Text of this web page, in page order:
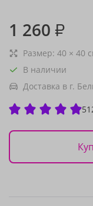
1 260 ₽
Размер: 40 × 40
В наличии
Доставка в г.